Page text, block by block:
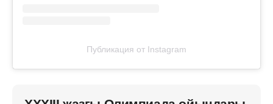
Публикация от Instagram